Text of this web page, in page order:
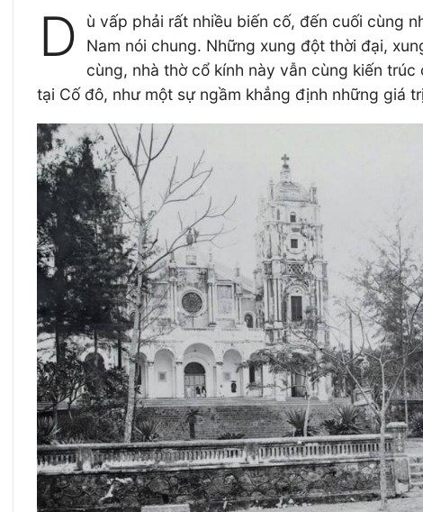
D
ù vấp phải rất nhiều biến cố, đến cuối cùng
Nam nói chung. Những xung đột thời đại,
cùng, nhà thờ cổ kính này vẫn cùng kiến
tại Cố đô, như một sự ngầm khẳng định những giá